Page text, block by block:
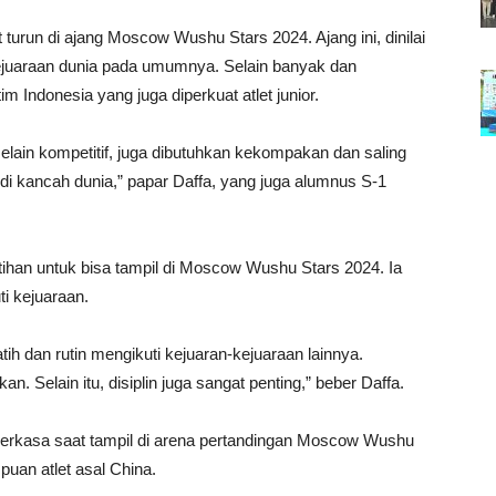
di ajang Moscow Wushu Stars 2024. Ajang ini, dinilai
dunia pada umumnya. Selain banyak dan
Indonesia yang juga diperkuat atlet junior.
kompetitif, juga dibutuhkan kekompakan dan saling
kancah dunia,” papar Daffa, yang juga alumnus S-1
untuk bisa tampil di Moscow Wushu Stars 2024. Ia
kejuaraan.
dan rutin mengikuti kejuaran-kejuaraan lainnya.
Selain itu, disiplin juga sangat penting,” beber Daffa.
saat tampil di arena pertandingan Moscow Wushu
atlet asal China.